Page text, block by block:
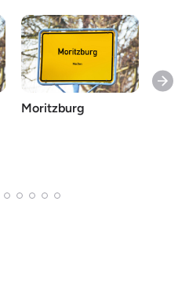
Moritzburg